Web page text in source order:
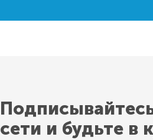
сети и будьте в